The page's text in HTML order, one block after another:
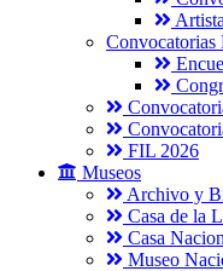
FIL 2026
Museos
Archivo y
Casa de la
Casa
Museo